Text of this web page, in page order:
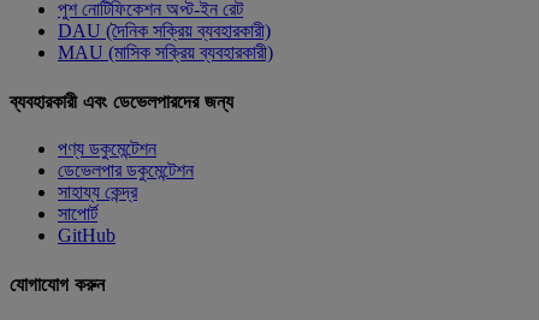
পুশ নোটিফিকেশন অপ্ট-ইন রেট
DAU (দৈনিক সক্রিয় ব্যবহারকারী)
MAU (মাসিক সক্রিয় ব্যবহারকারী)
ব্যবহারকারী এবং ডেভেলপারদের জন্য
পণ্য ডকুমেন্টেশন
ডেভেলপার ডকুমেন্টেশন
সাহায্য কেন্দ্র
সাপোর্ট
GitHub
যোগাযোগ করুন